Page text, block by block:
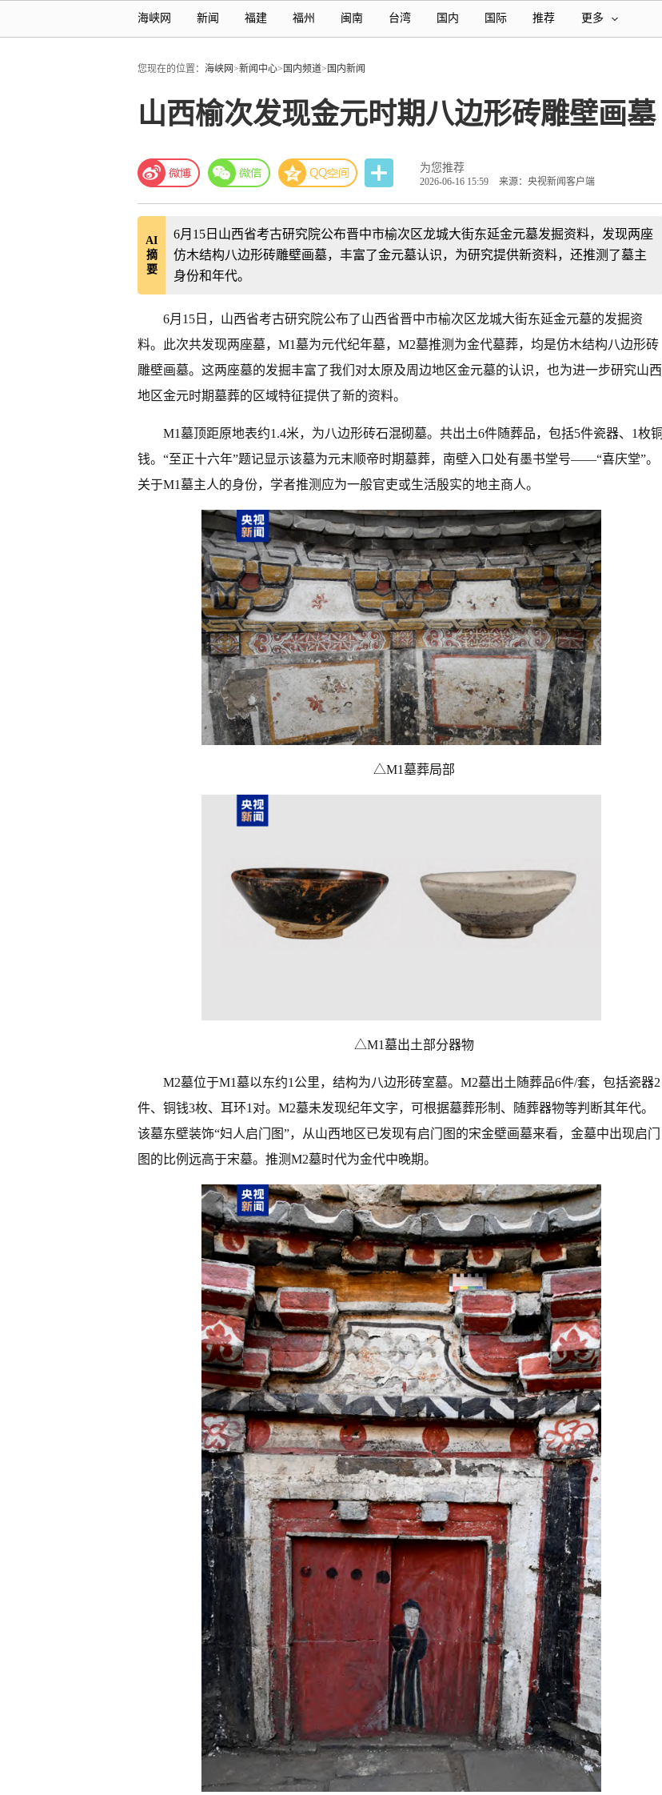
海峡网 新闻 福建 福州 闽南 台湾 国内 国际 推荐 更多
您现在的位置： 海峡网>新闻中心> 国内频道> 国内新闻
山西榆次发现金元时期八边形砖雕壁画墓
为您推荐
2026-06-16 15:59 来源：央视新闻客户端
AI
摘
要
6月15日山西省考古研究院公布晋中市榆次区龙城大街东延金元墓发掘资料，发现两座
仿木结构八边形砖雕壁画墓，丰富了金元墓认识，为研究提供新资料，还推测了墓主
身份和年代。
6月15日，山西省考古研究院公布了山西省晋中市榆次区龙城大街东延金元墓的发掘资
料。此次共发现两座墓，M1墓为元代纪年墓，M2墓推测为金代墓葬，均是仿木结构八边形砖
雕壁画墓。这两座墓的发掘丰富了我们对太原及周边地区金元墓的认识，也为进一步研究山西
地区金元时期墓葬的区域特征提供了新的资料。
M1墓顶距原地表约1.4米，为八边形砖石混砌墓。共出土6件随葬品，包括5件瓷器、1枚铜
钱。“至正十六年”题记显示该墓为元末顺帝时期墓葬，南壁入口处有墨书堂号——“喜庆堂”。
关于M1墓主人的身份，学者推测应为一般官吏或生活殷实的地主商人。
△M1墓葬局部
△M1墓出土部分器物
M2墓位于M1墓以东约1公里，结构为八边形砖室墓。M2墓出土随葬品6件/套，包括瓷器2
件、铜钱3枚、耳环1对。M2墓未发现纪年文字，可根据墓葬形制、随葬器物等判断其年代。
该墓东壁装饰“妇人启门图”，从山西地区已发现有启门图的宋金壁画墓来看，金墓中出现启门
图的比例远高于宋墓。推测M2墓时代为金代中晚期。